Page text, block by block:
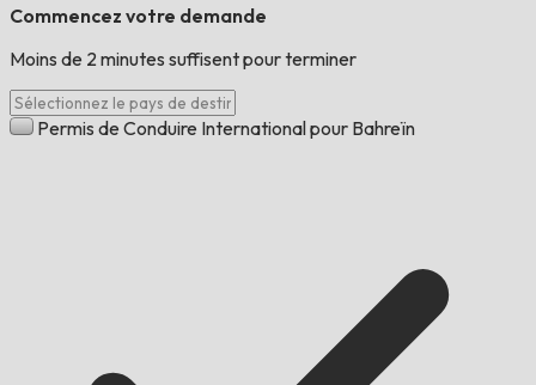
Commencez votre demande
Moins de 2 minutes suffisent pour terminer
Permis de Conduire International pour Bahreïn